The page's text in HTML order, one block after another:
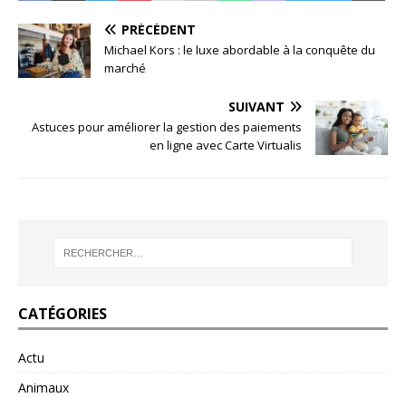
PRÉCÉDENT
Michael Kors : le luxe abordable à la conquête du
marché
SUIVANT
Astuces pour améliorer la gestion des paiements
en ligne avec Carte Virtualis
CATÉGORIES
Actu
Animaux